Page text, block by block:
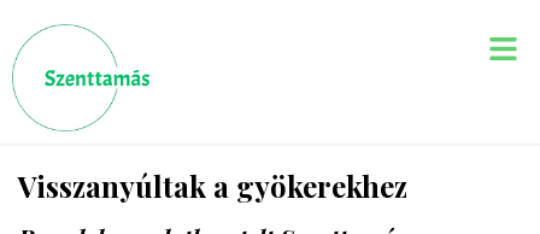
Visszanyúltak a gyökerekhez